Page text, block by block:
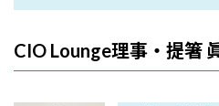
CIO Lounge理事・提箸